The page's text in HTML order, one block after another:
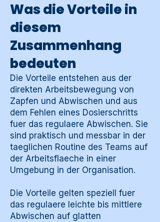
Was die Vorteile in
diesem
Zusammenhang
bedeuten
Die Vorteile entstehen aus der
direkten Arbeitsbewegung von
Zapfen und Abwischen und aus
dem Fehlen eines Dosierschritts
fuer das regulaere Abwischen. Sie
sind praktisch und messbar in der
taeglichen Routine des Teams auf
der Arbeitsflaeche in einer
Umgebung in der Organisation.
Die Vorteile gelten speziell fuer
das regulaere leichte bis mittlere
Abwischen auf glatten